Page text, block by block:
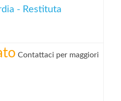
- Restituta
Contattaci per maggiori